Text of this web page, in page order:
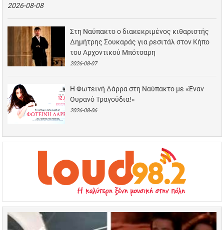
2026-08-08
Στη Ναύπακτο ο διακεκριμένος κιθαριστής
Δημήτρης Σουκαράς για ρεσιτάλ στον Κήπο
του Αρχοντικού Μπότσαρη
2026-08-07
Η Φωτεινή Δάρρα στη Ναύπακτο με «Έναν
Ουρανό Τραγούδια!»
2026-08-06